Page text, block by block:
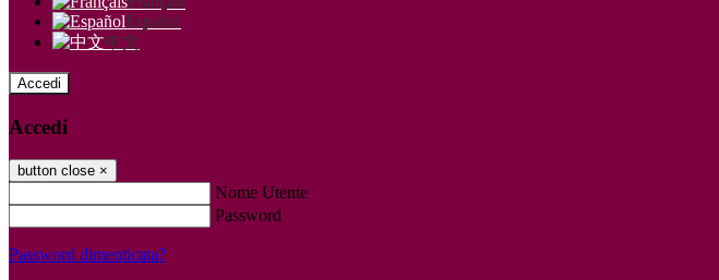
Español
中文
Accedi
Accedi
button close ×
Nome Utente
Password
Password dimenticata?